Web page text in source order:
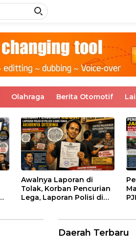
Olahraga Berita Otomotif
Awalnya Laporan di
Tolak, Korban Pencurian
Lega, Laporan Polisi di
Daerah Terbaru